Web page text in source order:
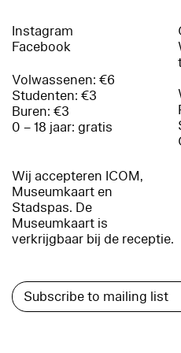
Instagram
Facebook
Volwassenen: €6
Studenten: €3
Buren: €3
0 – 18 jaar: gratis
Wij accepteren ICOM,
Museumkaart en
Stadspas. De
Museumkaart is
verkrijgbaar bij de receptie.